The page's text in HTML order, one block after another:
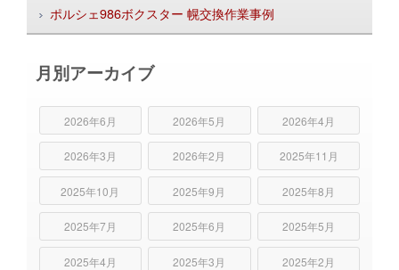
ポルシェ986ボクスター 幌交換作業事例
月別アーカイブ
2026年6月 2026年5月 2026年4月
2026年3月 2026年2月 2025年11月
2025年10月 2025年9月 2025年8月
2025年7月 2025年6月 2025年5月
2025年4月 2025年3月 2025年2月